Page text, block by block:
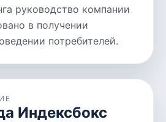
руководство компании
в получении
потребителей.
Индексбокс